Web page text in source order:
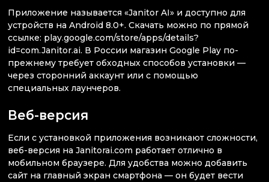
Приложение называется «Janitor AI» и доступно для
устройств на Android 8.0+. Скачать можно по прямой
ссылке: play.google.com/store/apps/details?
id=com.Janitor.ai. В России магазин Google Play по-
прежнему требует обходных способов установки —
через сторонний аккаунт или с помощью
специальных лаунчеров.
Веб-версия
Если с установкой приложения возникают сложности,
веб-версия на Janitorai.com работает отлично в
мобильном браузере. Для удобства можно добавить
сайт на главный экран смартфона — он будет вести